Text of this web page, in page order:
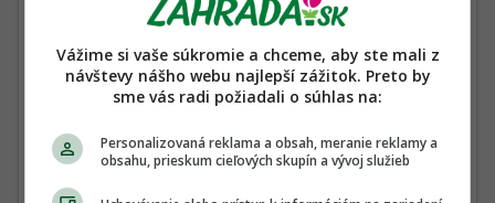
hnedých a oranžových odtieňoch, s jutovou
krajkou, jutovým motúzikom, malým dreveným
srdiečkom a textilnými listami.
vzor máte záujem.
Veľkosť: priemer 14 cm, výška (bez stonky) 7cm
Vážime si vaše súkromie a chceme, aby ste mali z
návštevy nášho webu najlepší zážitok. Preto by
sme vás radi požiadali o súhlas na:
Personalizovaná reklama a obsah, meranie reklamy a
obsahu, prieskum cieľových skupín a vývoj služieb